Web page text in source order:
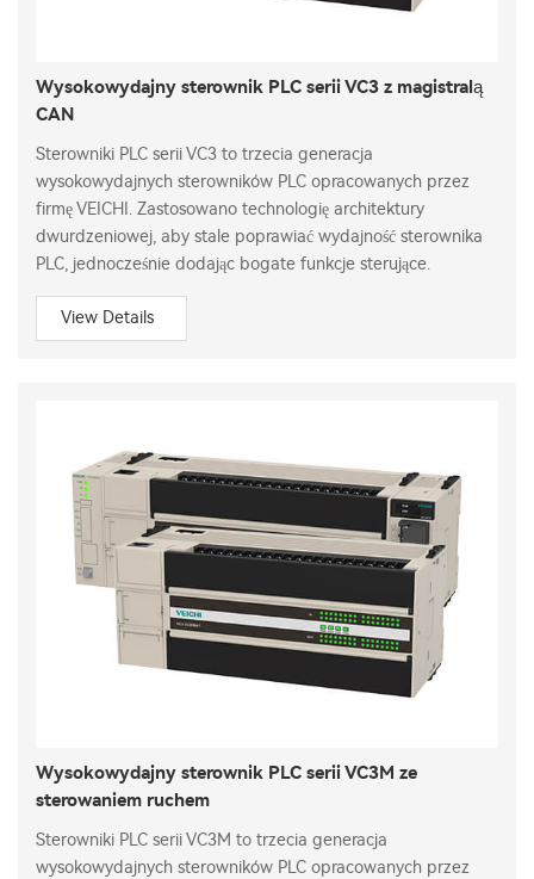
Wysokowydajny sterownik PLC serii VC3 z magistralą
CAN
Sterowniki PLC serii VC3 to trzecia generacja
wysokowydajnych sterowników PLC opracowanych przez
firmę VEICHI. Zastosowano technologię architektury
dwurdzeniowej, aby stale poprawiać wydajność sterownika
PLC, jednocześnie dodając bogate funkcje sterujące.
View Details
Wysokowydajny sterownik PLC serii VC3M ze
sterowaniem ruchem
Sterowniki PLC serii VC3M to trzecia generacja
wysokowydajnych sterowników PLC opracowanych przez